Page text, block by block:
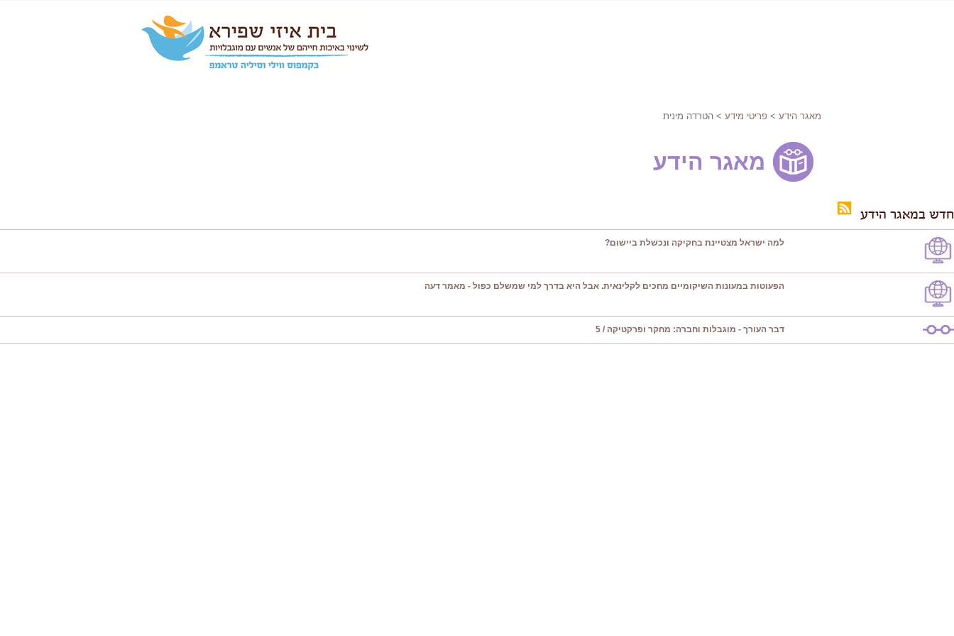
מאגר הידע > פריטי מידע > הטרדה מינית
מאגר הידע
חדש במאגר הידע
למה ישראל מצטיינת בחקיקה ונכשלת ביישום?
הפעוטות במעונות השיקומיים מחכים לקלינאית. אבל היא בדרך למי שמשלם כפול - מאמר דעה
דבר העורך - מוגבלות וחברה: מחקר ופרקטיקה / 5